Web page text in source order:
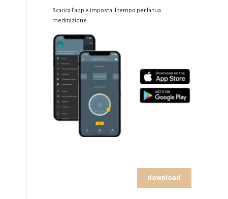
Scarica l’app e imposta il tempo per la tua
meditazione.
download